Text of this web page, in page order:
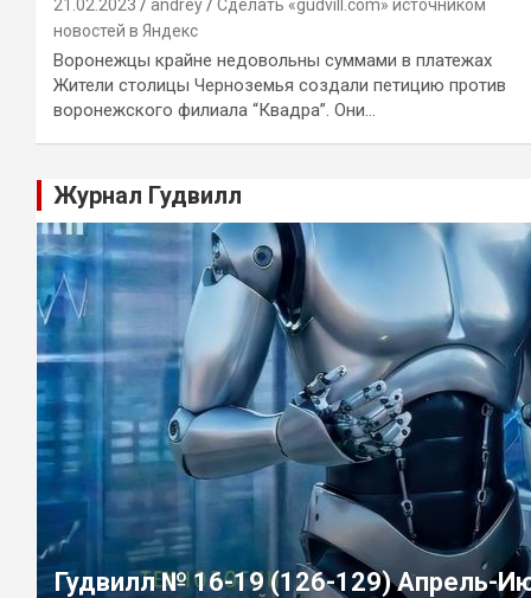
21.02.2023 andrey
Сделать «gudvill.com» источником
новостей в Яндекс
Воронежцы крайне недовольны суммами в платежах
Жители столицы Черноземья создали петицию против
воронежского филиала “Квадра”. Они…
Журнал Гудвилл
Гудвилл № 16-19 (126-129) Апрель-